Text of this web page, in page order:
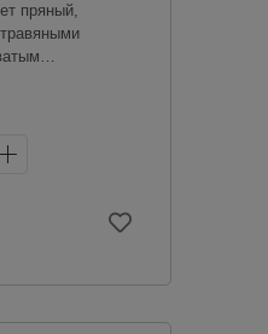
пряный,
обладает
сотканным из
цитрусовых и
продукции
запрещена в
алкогольной